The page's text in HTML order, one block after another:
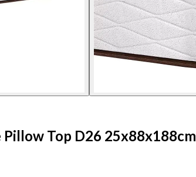
Pillow Top D26 25x88x188cm